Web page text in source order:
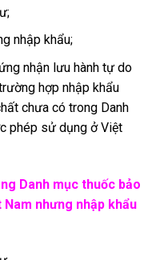
nhập khẩu;
nhận lưu hành tự do
hợp nhập khẩu
chưa có trong Danh
phép sử dụng ở Việt
Danh mục thuốc bảo
nhưng nhập khẩu